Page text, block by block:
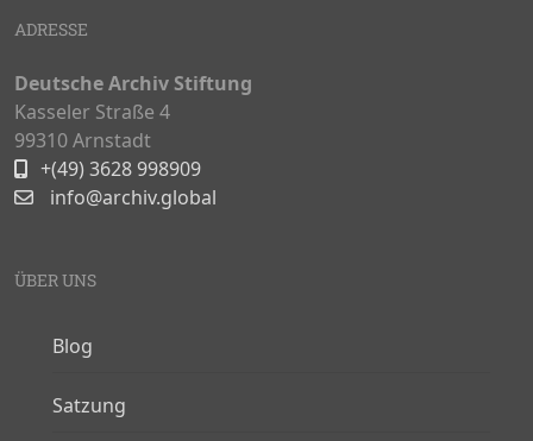
ADRESSE
Deutsche Archiv Stiftung
Kasseler Straße 4
99310 Arnstadt
+(49) 3628 998909
info@archiv.global
ÜBER UNS
Blog
Satzung